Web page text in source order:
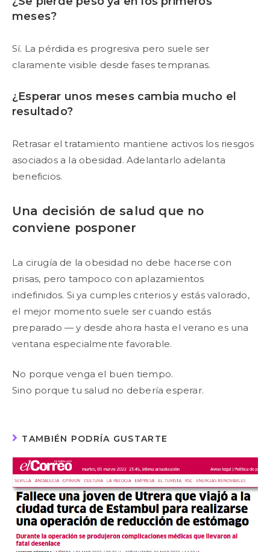
meses?
Sí. La pérdida es progresiva pero suele ser
claramente visible desde fases tempranas.
¿Esperar unos meses cambia mucho el
resultado?
Retrasar el tratamiento mantiene activos los riesgos
asociados a la obesidad. Adelantarlo adelanta
beneficios.
Una decisión de salud que no
conviene posponer
La cirugía de la obesidad no debe hacerse con
prisas, pero tampoco con aplazamientos
indefinidos. Si ya cumples criterios y estás valorado,
el mejor momento suele ser cuando estás
preparado — y desde ahora hasta el verano es una
ventana especialmente favorable.
No porque venga el buen tiempo.
Sino porque tu salud no debería esperar.
TAMBIÉN PODRÍA GUSTARTE